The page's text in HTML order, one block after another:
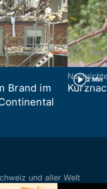
Brand im
2 Min
und aller Welt